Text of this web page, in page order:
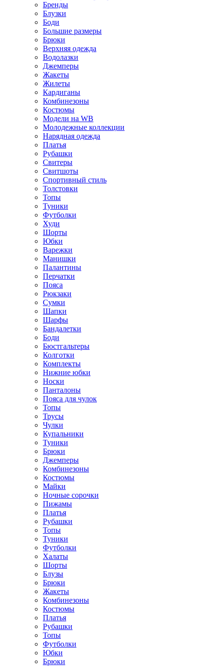
Бренды
Блузки
Боди
Большие размеры
Брюки
Верхняя одежда
Водолазки
Джемперы
Жакеты
Жилеты
Кардиганы
Комбинезоны
Костюмы
Модели на WB
Молодежные коллекции
Нарядная одежда
Платья
Рубашки
Свитеры
Свитшоты
Спортивный стиль
Толстовки
Топы
Туники
Футболки
Худи
Шорты
Юбки
Варежки
Манишки
Палантины
Перчатки
Пояса
Рюкзаки
Сумки
Шапки
Шарфы
Бандалетки
Боди
Бюстгальтеры
Колготки
Комплекты
Нижние юбки
Носки
Панталоны
Поясa для чулок
Топы
Трусы
Чулки
Купальники
Туники
Брюки
Джемперы
Комбинезоны
Костюмы
Майки
Ночные сорочки
Пижамы
Платья
Рубашки
Топы
Туники
Футболки
Халаты
Шорты
Блузы
Брюки
Жакеты
Комбинезоны
Костюмы
Платья
Рубашки
Топы
Футболки
Юбки
Брюки